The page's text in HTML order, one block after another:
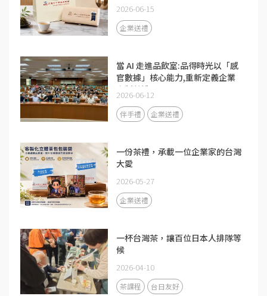
2026-06-15
企業送禮
當 AI 走進品飲室:品得時光以「感
官數據」核心能力,重新定義企業
客製茶禮
2026-06-12
伴手禮 企業送禮
一份茶禮，承載一位企業家的台灣
大愛
2026-05-27
企業送禮
一杯台灣茶，讓百位日本人排隊等
候
2026-04-10
茶課程 台日友好